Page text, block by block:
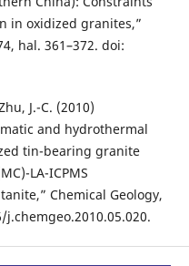
in oxidized granites,”
hal. 361–372. doi:
J.-C. (2010)
and hydrothermal
tin-bearing granite
LA-ICPMS
Chemical Geology,
j.chemgeo.2010.05.020.